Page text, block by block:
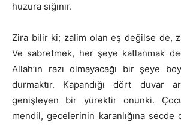
huzura sığınır.
Zira bilir ki; zalim olan eş değilse de,
Ve sabretmek, her şeye katlanmak
Allah’ın razı olmayacağı bir şeye
durmaktır. Kapandığı dört duvar
genişleyen bir yürektir onunki.
mendil, gecelerinin karanlığına